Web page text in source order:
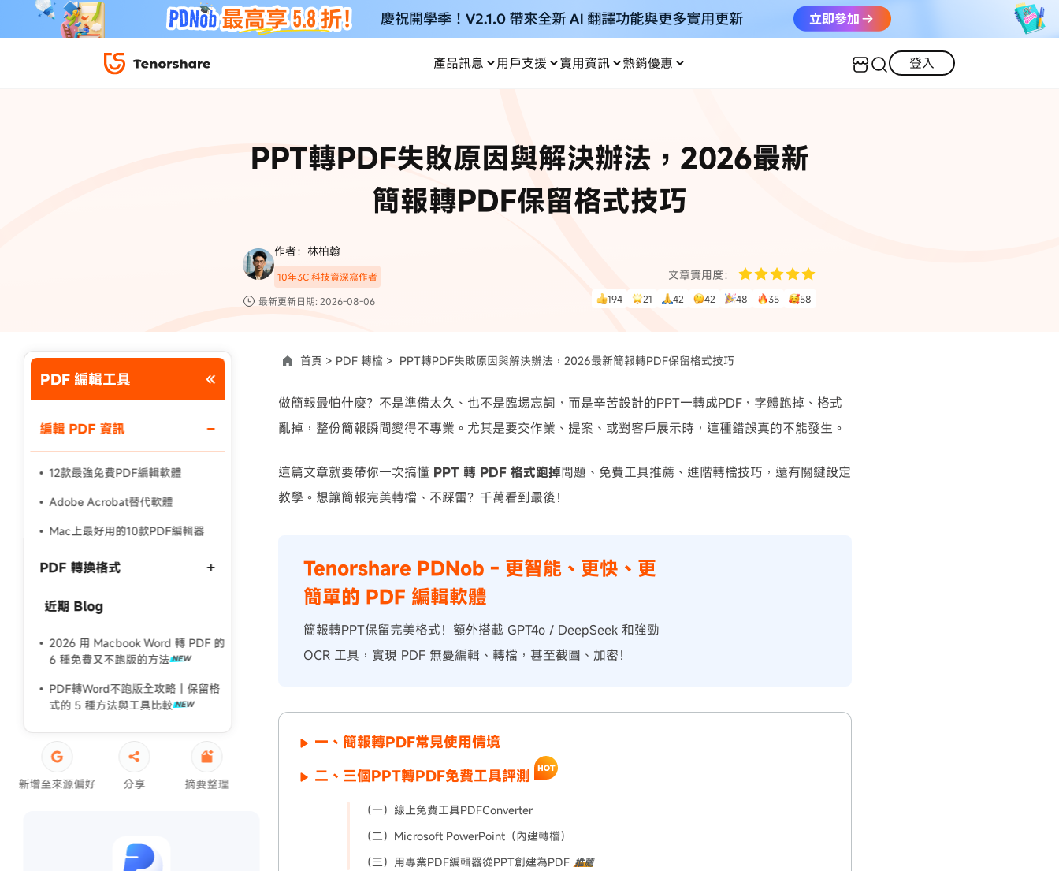
產品訊息
4DDiG Win 資料救援
4DDiG Mac 資料救援
新版本
UltData LINE 數據恢復
UltData WhatsApp 數據恢復
·三星手機螢幕黑屏
用戶支援 實用資訊
·iPhone 照片備份到外接硬碟
·iPhone 永久刪除的照片如何
·Pokemo GO Plus 無法配對
·大家報寶貝
·寶可夢自動抓寶
為您提供最豐富的教學影片
人像修圖 AI 資訊
資料救援
為您提供最實用的數位教學
熱銷優惠
暢遊全球！
限時 5 折優惠，立即入手！
複製折扣碼
前往搶購
使用說明：以上折扣碼僅用於 iAnyGo 終身方案,加購後即可使用！
登入
PPT轉PDF失敗原因與解決辦法，2026最新
簡報轉PDF保留格式技巧
作者：林柏翰
10年3C 科技資深寫作者
最新更新日期: 2026-08-06
文章實用度：
194 21 42 42 48 35 58
PDF 編輯工具
編輯 PDF 資訊
12款最強免費PDF編輯軟體
Adobe Acrobat替代軟體
Mac上最好用的10款PDF編輯器
PDF 轉換格式
PDF 轉 Word 保留格式
Word 轉 PDF 格式跑掉
PDF 簡體轉繁體終極指南
近期 Blog
2026 用 Macbook Word 轉 PDF 的
6 種免費又不跑版的方法
PDF轉Word不跑版全攻略｜保留格
式的 5 種方法與工具比較
新增至來源偏好 分享 摘要整理
首頁 > PDF 轉檔 > PPT轉PDF失敗原因與解決辦法，2026最新簡報轉PDF保留格式技巧
做簡報最怕什麼？不是準備太久、也不是臨場忘詞，而是辛苦設計的PPT一轉成PDF，字體跑掉、格式
亂掉，整份簡報瞬間變得不專業。尤其是要交作業、提案、或對客戶展示時，這種錯誤真的不能發生。
這篇文章就要帶你一次搞懂 PPT 轉 PDF 格式跑掉問題、免費工具推薦、進階轉檔技巧，還有關鍵設定
教學。想讓簡報完美轉檔、不踩雷？千萬看到最後！
Tenorshare PDNob - 更智能、更快、更
簡單的 PDF 編輯軟體
簡報轉PPT保留完美格式！額外搭載 GPT4o / DeepSeek 和強勁
OCR 工具，實現 PDF 無憂編輯、轉檔，甚至截圖、加密！
一、簡報轉PDF常見使用情境
二、三個PPT轉PDF免費工具評測
（一）線上免費工具PDFConverter
（二）Microsoft PowerPoint（內建轉檔）
（三）用專業PDF編輯器從PPT創建為PDF 推薦